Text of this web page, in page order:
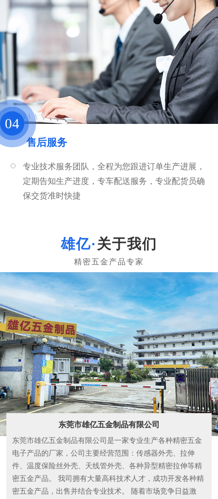
04
售后服务
专业技术服务团队，全程为您跟进订单生产进展，
定期告知生产进度，专车配送服务，专业配货员确
保交货准时快捷
关于我们
东莞市雄亿五金制品有限公司
东莞市雄亿五金制品有限公司是一家专业生产各种精密五金
电子产品的厂家，公司主要经营范围：传感器外壳、拉伸
件、温度保险丝外壳、天线管外壳、各种异型精密拉伸等精
密五金产品。 我司拥有大量高科技术人才，成功开发各种精
密五金产品，出售并结合专业技术。 随着市场竞争日益激